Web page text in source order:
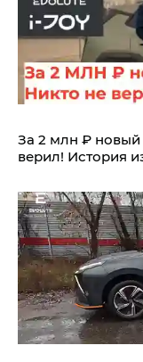
За 2 млн ₽ новый
верил! История